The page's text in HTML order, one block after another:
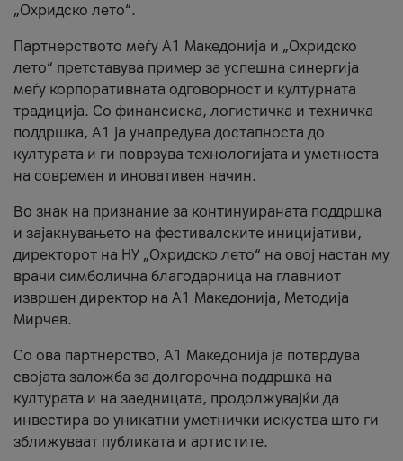
„Охридско лето“.
Партнерството меѓу A1 Македонија и „Охридско
лето“ претставува пример за успешна синергија
меѓу корпоративната одговорност и културната
традиција. Со финансиска, логистичка и техничка
поддршка, A1 ја унапредува достапноста до
културата и ги поврзува технологијата и уметноста
на современ и иновативен начин.
Во знак на признание за континуираната поддршка
и зајакнувањето на фестивалските иницијативи,
директорот на НУ „Охридско лето“ на овој настан му
врачи симболична благодарница на главниот
извршен директор на A1 Македонија, Методија
Мирчев.
Со ова партнерство, A1 Македонија ја потврдува
својата заложба за долгорочна поддршка на
културата и на заедницата, продолжувајќи да
инвестира во уникатни уметнички искуства што ги
зближуваат публиката и артистите.